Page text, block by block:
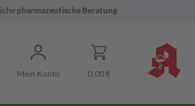
pharmazeutische Beratung
Mein Konto 0,00 €